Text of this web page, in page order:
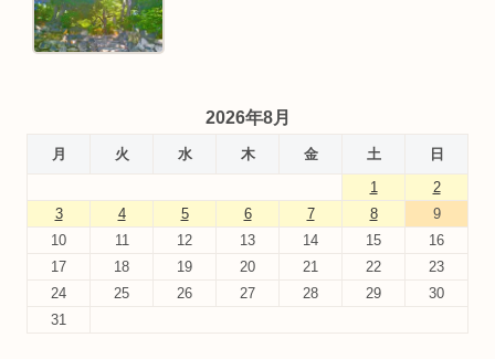
2026年8月
月 火 水 木 金 土
日
1
2
3
4 5 6 7 8
9
10
11 12 13 14 15
16
17
18 19 20 21 22
23
24
25 26 27 28 29
30
31